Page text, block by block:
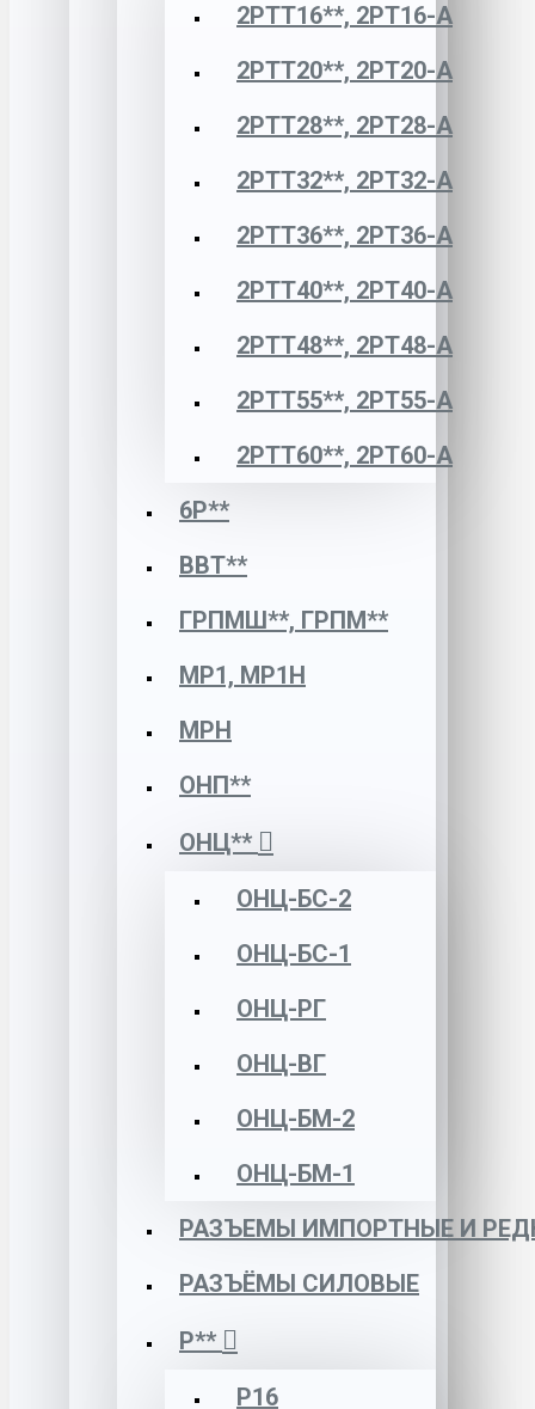
2РТТ16**, 2РТ16-А
2РТТ20**, 2РТ20-А
2РТТ28**, 2РТ28-А
2РТТ32**, 2РТ32-А
2РТТ36**, 2РТ36-А
2РТТ40**, 2РТ40-А
2РТТ48**, 2РТ48-А
2РТТ55**, 2РТ55-А
2РТТ60**, 2РТ60-А
6Р**
ВВТ**
ГРПМШ**, ГРПМ**
МР1, МР1Н
МРН
ОНП**
ОНЦ**
ОНЦ-БС-2
ОНЦ-БС-1
ОНЦ-РГ
ОНЦ-ВГ
ОНЦ-БМ-2
ОНЦ-БМ-1
РАЗЪЕМЫ ИМПОРТНЫЕ И
РАЗЪЁМЫ СИЛОВЫЕ
Р**
Р16